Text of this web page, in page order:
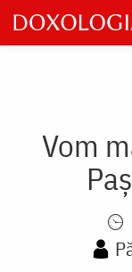
Skip
to
main
Vom